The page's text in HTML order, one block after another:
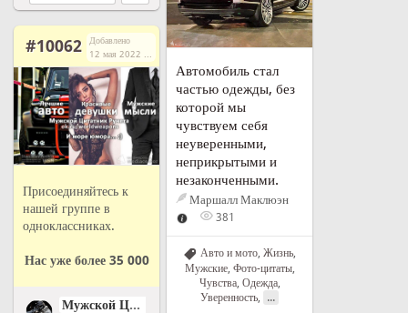
Автомобиль стал
частью одежды, без
которой мы
чувствуем себя
неуверенными,
неприкрытыми и
незаконченными.
Маршалл Маклюэн
381
Авто и мото, Жизнь,
Мужские, Фото-цитаты,
Чувства, Одежда,
Уверенность, ...
#10062
Добавлено
12 мая 2022 г. в 14:03
Присоединяйтесь к
нашей группе в
одноклассниках.
Нас уже более 35 000
Мужской Цитатник Рунета